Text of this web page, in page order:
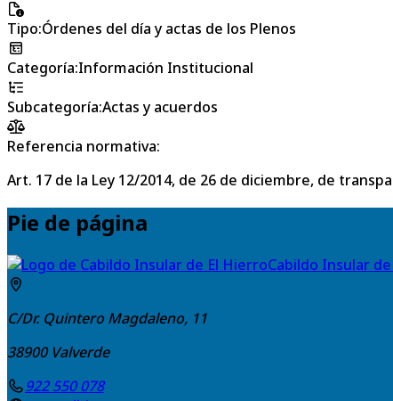
Tipo:Órdenes del día y actas de los Plenos
Categoría:Información Institucional
Subcategoría:Actas y acuerdos
Referencia normativa:
Art. 17 de la Ley 12/2014, de 26 de diciembre, de
Pie de página
Cabildo Insular
C/Dr. Quintero Magdaleno, 11
38900 Valverde
922 550 078